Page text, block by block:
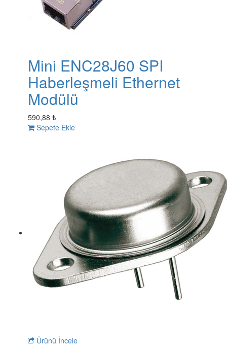
Mini ENC28J60 SPI
Haberleşmeli Ethernet
Modülü
590,88 ₺
Sepete Ekle
Ürünü İncele